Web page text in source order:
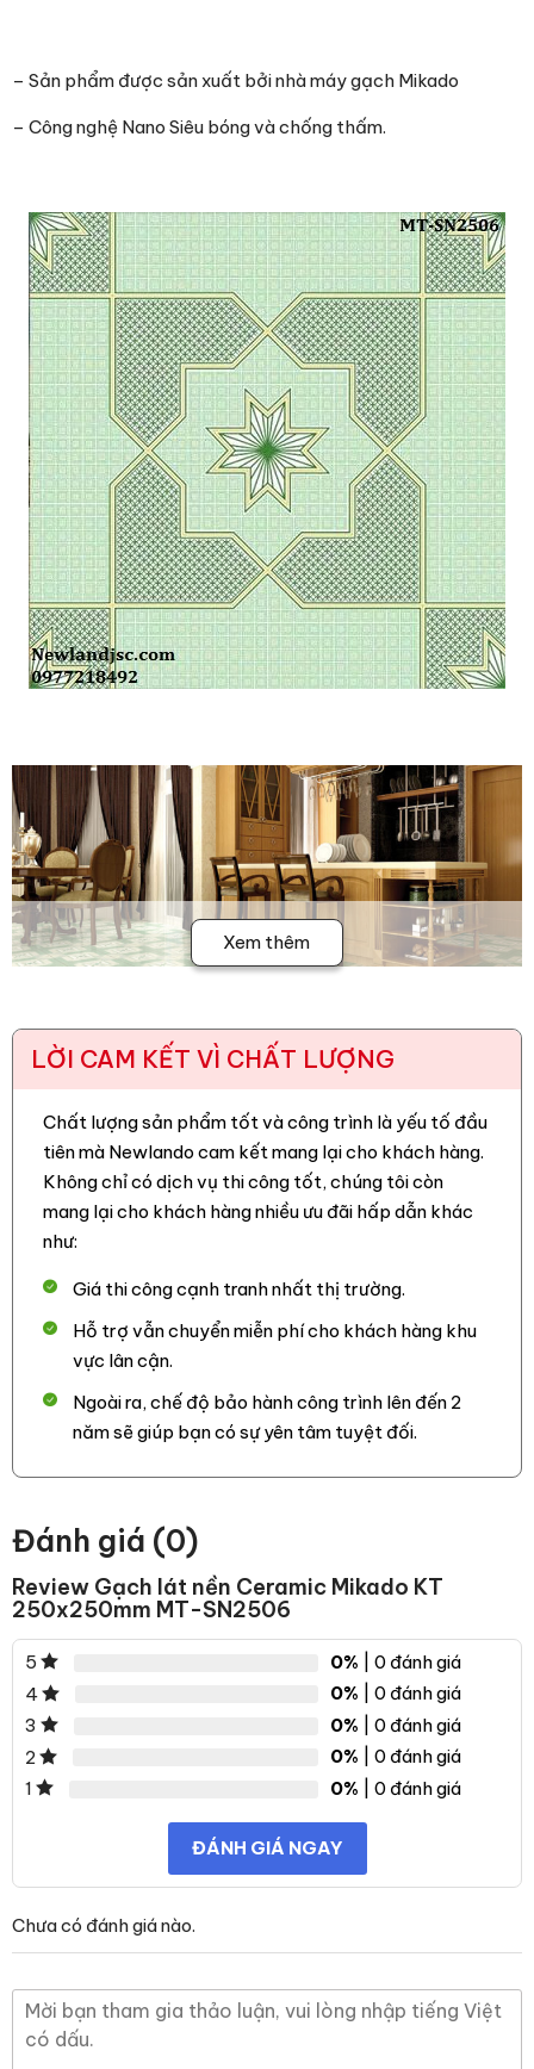
– Sản phẩm được sản xuất bởi nhà máy gạch Mikado
– Công nghệ Nano Siêu bóng và chống thấm.
Xem thêm
LỜI CAM KẾT VÌ CHẤT LƯỢNG
Chất lượng sản phẩm tốt và công trình là yếu tố đầu
tiên mà Newlando cam kết mang lại cho khách hàng.
Không chỉ có dịch vụ thi công tốt, chúng tôi còn
mang lại cho khách hàng nhiều ưu đãi hấp dẫn khác
như:
Giá thi công cạnh tranh nhất thị trường.
Hỗ trợ vẫn chuyển miễn phí cho khách hàng khu
vực lân cận.
Ngoài ra, chế độ bảo hành công trình lên đến 2
năm sẽ giúp bạn có sự yên tâm tuyệt đối.
Đánh giá (0)
Review Gạch lát nền Ceramic Mikado KT
250x250mm MT-SN2506
5 0% | 0 đánh giá
4
0% | 0 đánh giá
3
0% | 0 đánh giá
2
0% | 0 đánh giá
1
0% | 0 đánh giá
ĐÁNH GIÁ NGAY
Chưa có đánh giá nào.